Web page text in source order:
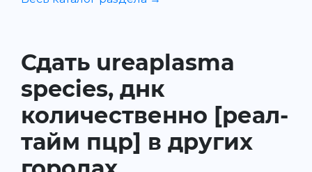
Сдать ureaplasma
species, днк
количественно [реал-
тайм пцр] в других